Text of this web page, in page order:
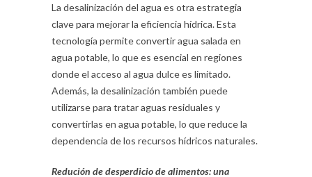
La desalinización del agua es otra estrategia
clave para mejorar la eficiencia hídrica. Esta
tecnología permite convertir agua salada en
agua potable, lo que es esencial en regiones
donde el acceso al agua dulce es limitado.
Además, la desalinización también puede
utilizarse para tratar aguas residuales y
convertirlas en agua potable, lo que reduce la
dependencia de los recursos hídricos naturales.
Redución de desperdicio de alimentos: una